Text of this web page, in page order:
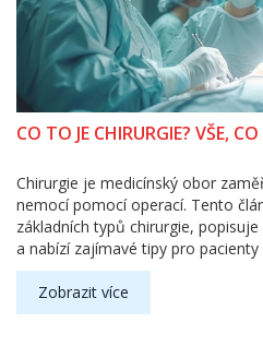
CO TO JE CHIRURGIE? VŠE,
Chirurgie je medicínský obor
nemocí pomocí operací. Tento
základních typů chirurgie,
a nabízí zajímavé tipy pro
Zobrazit více